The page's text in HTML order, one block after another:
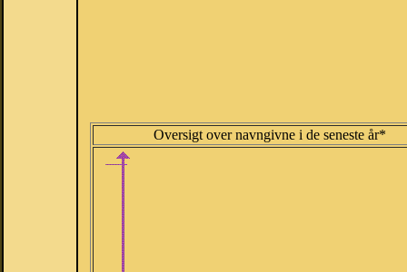
Oversigt over navngivne i de seneste år*